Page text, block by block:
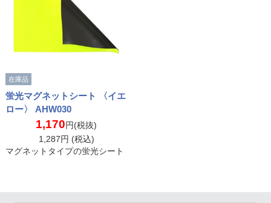
在庫品
蛍光マグネットシート 〈イエ
ロー〉 AHW030
1,170円(税抜)
1,287円 (税込)
マグネットタイプの蛍光シート